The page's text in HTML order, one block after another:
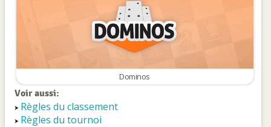
Dominos
Voir aussi:
Règles du classement
Règles du tournoi